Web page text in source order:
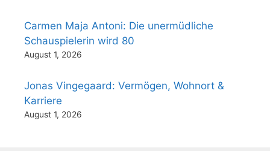
Carmen Maja Antoni: Die unermüdliche
Schauspielerin wird 80
August 1, 2026
Jonas Vingegaard: Vermögen, Wohnort &
Karriere
August 1, 2026